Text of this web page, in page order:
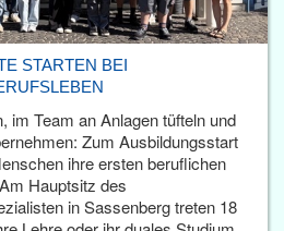
STARTEN BEI
im Team an Anlagen tüfteln und
Zum Ausbildungsstart
ihre ersten beruflichen
Hauptsitz des
in Sassenberg treten 18